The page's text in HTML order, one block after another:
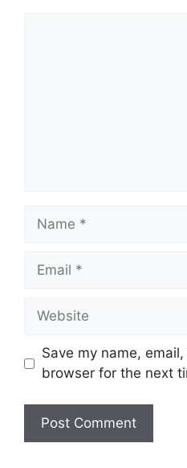
Save my name,
browser for the next